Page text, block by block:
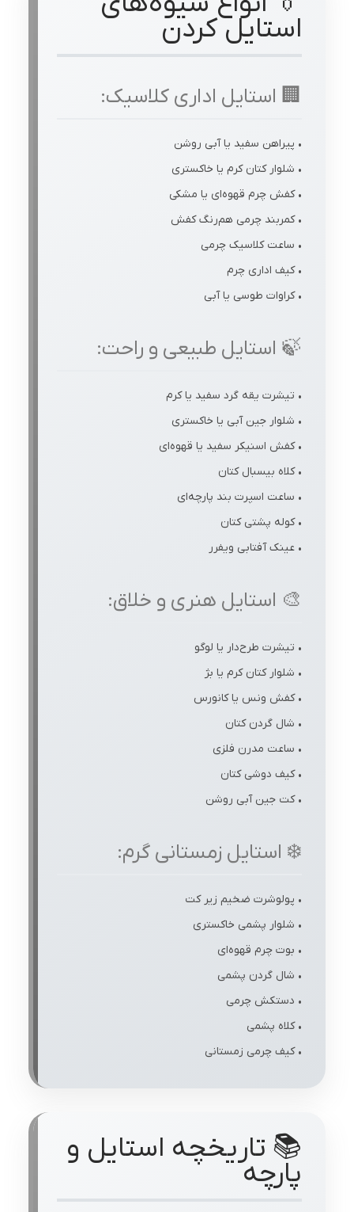
استایل کردن
🏢 استایل اداری کلاسیک:
• پیراهن سفید یا آبی روشن
• شلوار کتان کرم یا خاکستری
• کفش چرم قهوه‌ای یا مشکی
• کمربند چرمی هم‌رنگ کفش
• ساعت کلاسیک چرمی
• کیف اداری چرم
• کراوات طوسی یا آبی
🍃 استایل طبیعی و راحت:
• تیشرت یقه گرد سفید یا کرم
• شلوار جین آبی یا خاکستری
• کفش اسنیکر سفید یا قهوه‌ای
• کلاه بیسبال کتان
• ساعت اسپرت بند پارچه‌ای
• کوله پشتی کتان
• عینک آفتابی ویفرر
🎨 استایل هنری و خلاق:
• تیشرت طرح‌دار یا لوگو
• شلوار کتان کرم یا بژ
• کفش ونس یا کانورس
• شال گردن کتان
• ساعت مدرن فلزی
• کیف دوشی کتان
• کت جین آبی روشن
❄️ استایل زمستانی گرم:
• پولوشرت ضخیم زیر کت
• شلوار پشمی خاکستری
• بوت چرم قهوه‌ای
• شال گردن پشمی
• دستکش چرمی
• کلاه پشمی
• کیف چرمی زمستانی
📚 تاریخچه استایل و
پارچه